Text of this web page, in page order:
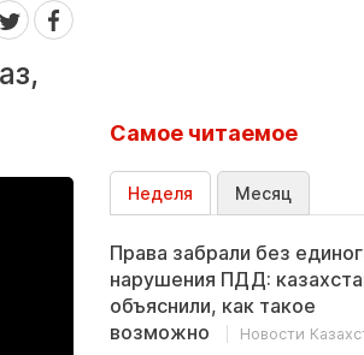
Самое читаемое
Неделя Месяц
Права забрали без
нарушения ПДД:
объяснили, как такое
возможно
Новости